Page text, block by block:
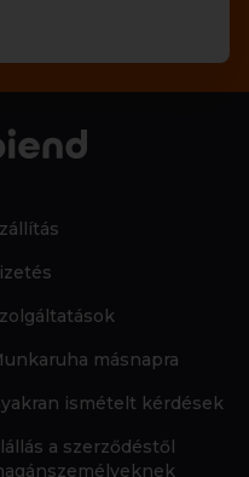
másnapra
ismételt kérdések
a szerződéstől